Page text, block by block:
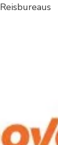
Reisbureaus